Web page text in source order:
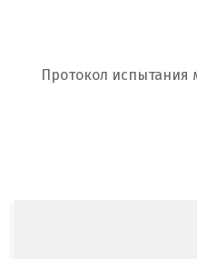
Протокол испытания